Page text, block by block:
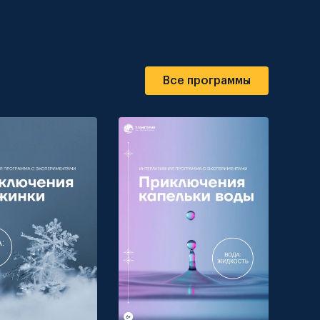
Все программы